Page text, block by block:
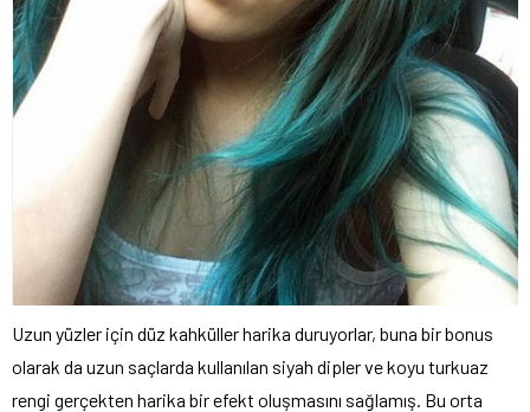
Uzun yüzler için düz kahküller harika duruyorlar, buna bir bonus
olarak da uzun saçlarda kullanılan siyah dipler ve koyu turkuaz
rengi gerçekten harika bir efekt oluşmasını sağlamış. Bu orta